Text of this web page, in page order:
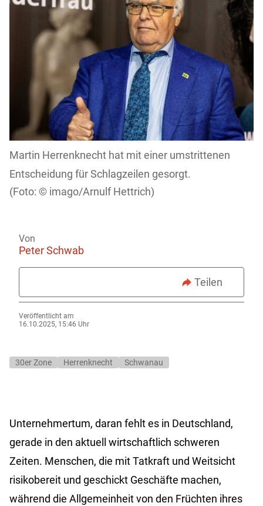
Martin Herrenknecht hat mit einer umstrittenen
Entscheidung für Schlagzeilen gesorgt.
imago/Arnulf Hettrich)
Von
Peter Schwab
Teilen
Veröffentlicht am
16.10.2025, 15:46 Uhr
30er Zone Herrenknecht Schwanau
Unternehmertum, daran fehlt es in Deutschland,
gerade in den aktuell wirtschaftlich schweren
Zeiten. Menschen, die mit Tatkraft und Weitsicht
risikobereit und geschickt Geschäfte machen,
während die Allgemeinheit von den Früchten ihres